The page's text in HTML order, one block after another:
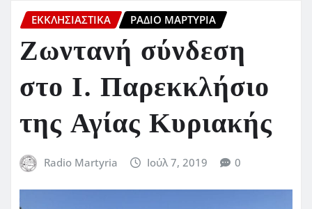
ΕΚΚΛΗΣΙΑΣΤΙΚΆ ΡΆΔΙΟ ΜΑΡΤΥΡΊΑ
Ζωντανή σύνδεση
στο Ι. Παρεκκλήσιο
της Αγίας Κυριακής
Radio Martyria Ιούλ 7, 2019 0